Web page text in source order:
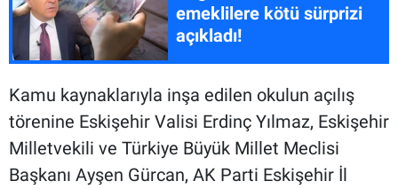
emeklilere kötü sürprizi
açıkladı!
Kamu kaynaklarıyla inşa edilen okulun açılış
törenine Eskişehir Valisi Erdinç Yılmaz, Eskişehir
Milletvekili ve Türkiye Büyük Millet Meclisi
Başkanı Ayşen Gürcan, AK Parti Eskişehir İl